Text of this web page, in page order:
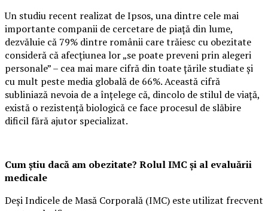
Un studiu recent realizat de Ipsos, una dintre cele mai
importante companii de cercetare de piață din lume,
dezvăluie că 79% dintre românii care trăiesc cu obezitate
consideră că afecțiunea lor „se poate preveni prin alegeri
personale” – cea mai mare cifră din toate țările studiate și
cu mult peste media globală de 66%. Această cifră
subliniază nevoia de a înțelege că, dincolo de stilul de viață,
există o rezistență biologică ce face procesul de slăbire
dificil fără ajutor specializat.
Cum știu dacă am obezitate? Rolul IMC și al evaluării
medicale
Deși Indicele de Masă Corporală (IMC) este utilizat frecvent